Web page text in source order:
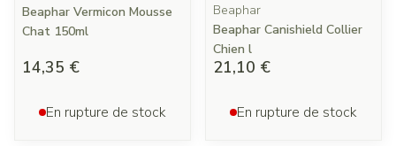
Beaphar Vermicon Mousse
Chat 150ml
14,35 €
En rupture de stock
Beaphar
Beaphar Canishield Collier
Chien l
21,10 €
En rupture de stock